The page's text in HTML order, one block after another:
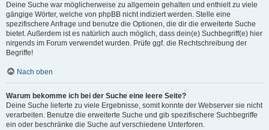
Deine Suche war möglicherweise zu allgemein gehalten und enthielt zu viele
gängige Wörter, welche von phpBB nicht indiziert werden. Stelle eine
spezifischere Anfrage und benutze die Optionen, die dir die erweiterte Suche
bietet. Außerdem ist es natürlich auch möglich, dass dein(e) Suchbegriff(e) hier
nirgends im Forum verwendet wurden. Prüfe ggf. die Rechtschreibung der
Begriffe!
Nach oben
Warum bekomme ich bei der Suche eine leere Seite?
Deine Suche lieferte zu viele Ergebnisse, somit konnte der Webserver sie nicht
verarbeiten. Benutze die erweiterte Suche und gib spezifischere Suchbegriffe
ein oder beschränke die Suche auf verschiedene Unterforen.